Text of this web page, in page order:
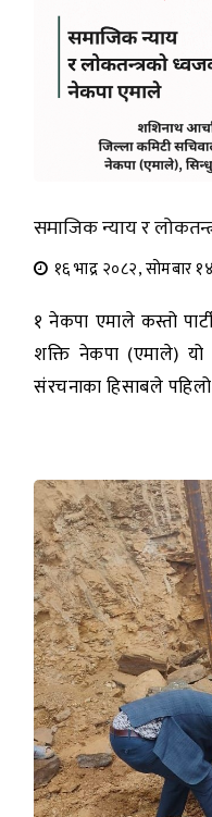
समाजिक न्याय र
१६ भाद्र २०८२, सोमबार
१ नेकपा एमाले कस्तो
शक्ति नेकपा (एमाले)
संरचनाका हिसाबले पहिलो